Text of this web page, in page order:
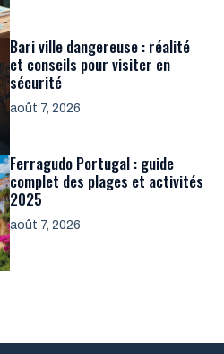
Bari ville dangereuse : réalité
et conseils pour visiter en
sécurité
août 7, 2026
Ferragudo Portugal : guide
complet des plages et activités
2025
août 7, 2026